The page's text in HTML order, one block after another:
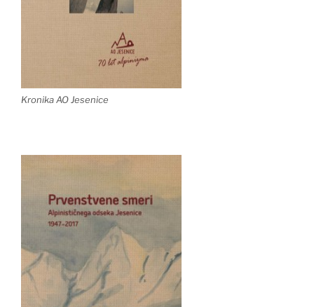
Kronika AO Jesenice